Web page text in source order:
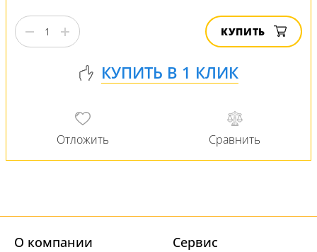
КУПИТЬ
О компании Cервис